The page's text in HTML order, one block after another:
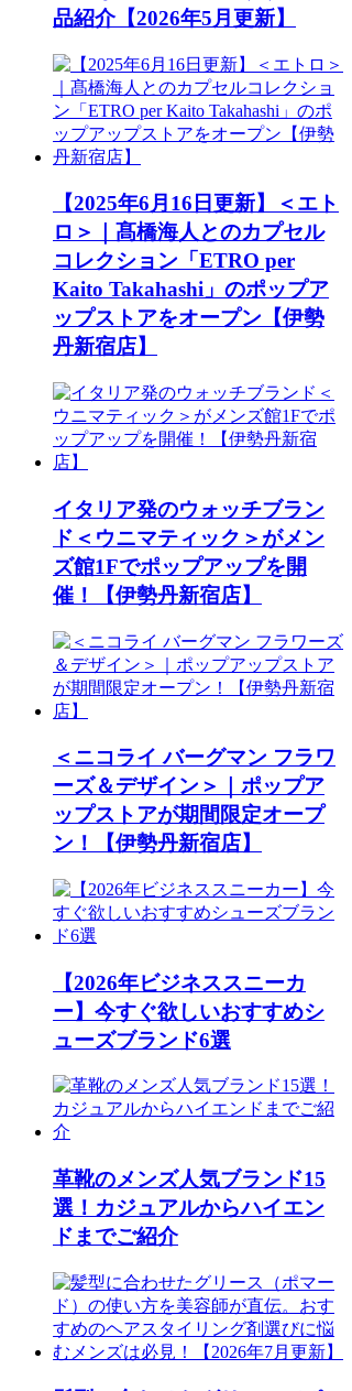
品紹介【2026年5月更新】
【2025年6月16日更新】＜エト
ロ＞｜髙橋海人とのカプセル
コレクション「ETRO per
Kaito Takahashi」のポップア
ップストアをオープン【伊勢
丹新宿店】
イタリア発のウォッチブラン
ド＜ウニマティック＞がメン
ズ館1Fでポップアップを開
催！【伊勢丹新宿店】
＜ニコライ バーグマン フラワ
ーズ＆デザイン＞｜ポップア
ップストアが期間限定オープ
ン！【伊勢丹新宿店】
【2026年ビジネススニーカ
ー】今すぐ欲しいおすすめシ
ューズブランド6選
革靴のメンズ人気ブランド15
選！カジュアルからハイエン
ドまでご紹介